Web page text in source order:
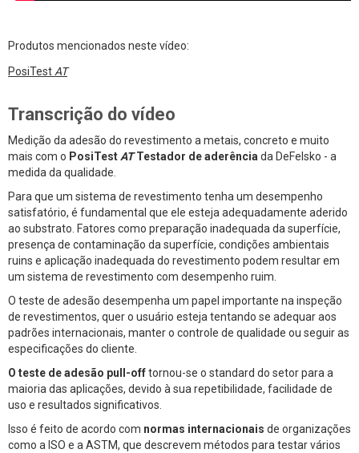
Produtos mencionados neste vídeo:
PosiTest AT
Transcrição do vídeo
Medição da adesão do revestimento a metais, concreto e muito
mais com o PosiTest ATTestador de aderência da DeFelsko - a
medida da qualidade.
Para que um sistema de revestimento tenha um desempenho
satisfatório, é fundamental que ele esteja adequadamente aderido
ao substrato. Fatores como preparação inadequada da superfície,
presença de contaminação da superfície, condições ambientais
ruins e aplicação inadequada do revestimento podem resultar em
um sistema de revestimento com desempenho ruim.
O teste de adesão desempenha um papel importante na inspeção
de revestimentos, quer o usuário esteja tentando se adequar aos
padrões internacionais, manter o controle de qualidade ou seguir as
especificações do cliente.
O teste de adesão pull-offtornou-se o standard do setor para a
maioria das aplicações, devido à sua repetibilidade, facilidade de
uso e resultados significativos.
Isso é feito de acordo com normas internacionais de organizações
como a ISO e a ASTM, que descrevem métodos para testar vários